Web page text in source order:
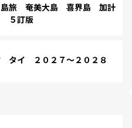
旅 奄美大島 喜界島 加計
５訂版
タイ ２０２７～２０２８